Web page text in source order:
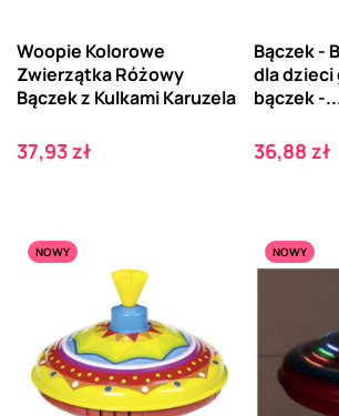
Woopie Kolorowe
Zwierzątka Różowy
Bączek z Kulkami Karuzela
Cena
37,93 zł
Bączek -
dla dzieci
bączek -
Cena
36,88 zł
NOWY NOWY